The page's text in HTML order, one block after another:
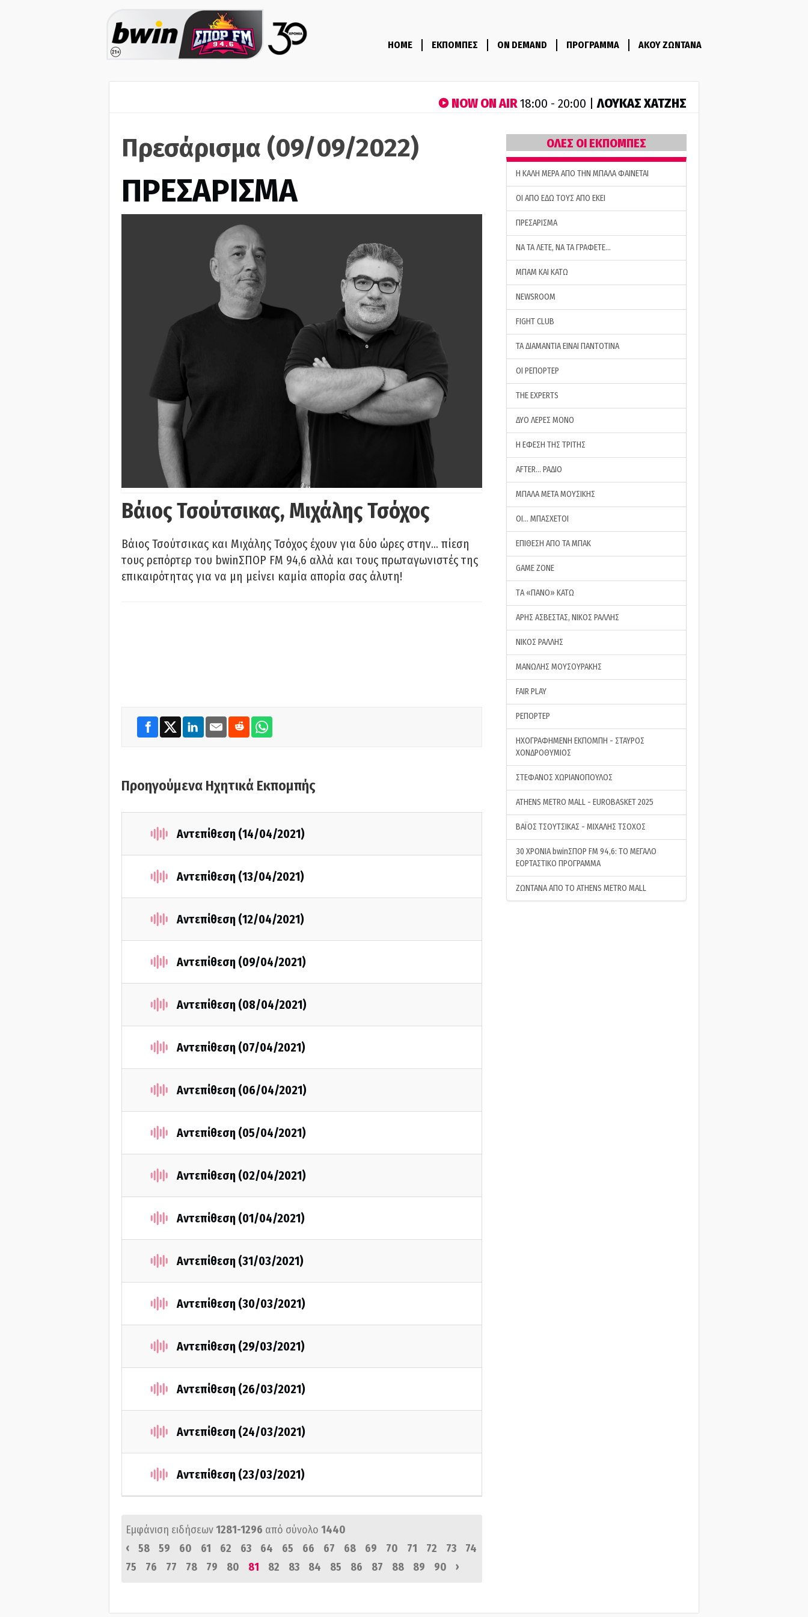
HOME ΕΚΠΟΜΠΕΣ ON DEMAND ΠΡΟΓΡΑΜΜΑ ΑΚΟΥ ΖΩΝΤΑΝΑ
NOW ON AIR18:00 - 20:00 |ΛΟΥΚΑΣ ΧΑΤΖΗΣ
Πρεσάρισμα (09/09/2022)
ΠΡΕΣΑΡΙΣΜΑ
Βάιος Τσούτσικας, Μιχάλης Τσόχος
Βάιος Τσούτσικας και Μιχάλης Τσόχος έχουν για δύο ώρες στην… πίεση
τους ρεπόρτερ του bwinΣΠΟΡ FM 94,6 αλλά και τους πρωταγωνιστές της
επικαιρότητας για να μη μείνει καμία απορία σας άλυτη!
Προηγούμενα Ηχητικά Εκπομπής
Αντεπίθεση (14/04/2021)
Αντεπίθεση (13/04/2021)
Αντεπίθεση (12/04/2021)
Αντεπίθεση (09/04/2021)
Αντεπίθεση (08/04/2021)
Αντεπίθεση (07/04/2021)
Αντεπίθεση (06/04/2021)
Αντεπίθεση (05/04/2021)
Αντεπίθεση (02/04/2021)
Αντεπίθεση (01/04/2021)
Αντεπίθεση (31/03/2021)
Αντεπίθεση (30/03/2021)
Αντεπίθεση (29/03/2021)
Αντεπίθεση (26/03/2021)
Αντεπίθεση (24/03/2021)
Αντεπίθεση (23/03/2021)
Εμφάνιση ειδήσεων1281-1296 από σύνολο 1440
‹
58 59 60 61 62 63 64 65 66 67 68 69 70 71 72 73
74
75
76 77 78 79 80 81 82 83 84 85 86 87 88 89 90 ›
ΟΛΕΣ ΟΙ ΕΚΠΟΜΠΕΣ
H ΚΑΛΗ ΜΕΡΑ ΑΠΟ ΤΗΝ ΜΠΑΛΑ ΦΑΙΝΕΤΑΙ
ΟΙ ΑΠΟ ΕΔΩ ΤΟΥΣ ΑΠΟ ΕΚΕΙ
ΠΡΕΣΑΡΙΣΜΑ
ΝΑ ΤΑ ΛΕΤΕ, ΝΑ ΤΑ ΓΡΑΦΕΤΕ…
ΜΠΑΜ ΚΑΙ ΚΑΤΩ
NEWSROOM
FIGHT CLUB
ΤΑ ΔΙΑΜΑΝΤΙΑ ΕΙΝΑΙ ΠΑΝΤΟΤΙΝΑ
ΟΙ ΡΕΠΟΡΤΕΡ
THE EXPERTS
ΔΥΟ ΛΕΡΕΣ ΜΟΝΟ
Η ΕΦΕΣΗ ΤΗΣ ΤΡΙΤΗΣ
AFTER… ΡΑΔΙΟ
ΜΠΑΛΑ ΜΕΤΑ ΜΟΥΣΙΚΗΣ
ΟΙ… ΜΠΑΣΧΕΤΟΙ
ΕΠΙΘΕΣΗ ΑΠΟ ΤΑ ΜΠΑΚ
GAME ZONE
ΤA «ΠΑΝΟ» ΚΑΤΩ
ΑΡΗΣ ΑΣΒΕΣΤΑΣ, ΝΙΚΟΣ ΡΑΛΛΗΣ
ΝΙΚΟΣ ΡΑΛΛΗΣ
ΜΑΝΩΛΗΣ ΜΟΥΣΟΥΡΑΚΗΣ
FAIR PLAY
ΡΕΠΟΡΤΕΡ
ΗΧΟΓΡΑΦΗΜΕΝΗ ΕΚΠΟΜΠΗ - ΣΤΑΥΡΟΣ
ΧΟΝΔΡΟΘΥΜΙΟΣ
ΣΤΕΦΑΝΟΣ ΧΩΡΙΑΝΟΠΟΥΛΟΣ
ATHENS METRO MALL - EUROBASKET 2025
ΒΑΪΟΣ ΤΣΟΥΤΣΙΚΑΣ - ΜΙΧΑΛΗΣ ΤΣΟΧΟΣ
30 ΧΡΟΝΙΑ bwinΣΠΟΡ FM 94,6: ΤΟ ΜΕΓΑΛΟ
ΕΟΡΤΑΣΤΙΚΟ ΠΡΟΓΡΑΜΜΑ
ΖΩΝΤΑΝΑ ΑΠΟ ΤΟ ATHENS METRO MALL